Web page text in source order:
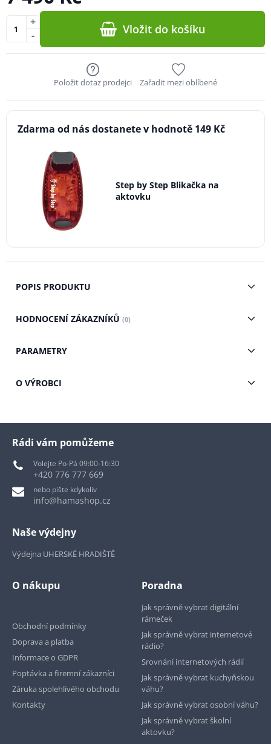
-
+ Vložit do košíku
Položit dotaz prodejci Zařadit mezi oblíbené
Zdarma od nás dostanete v hodnotě 149 Kč
Step by Step Blikačka na
aktovku
POPIS PRODUKTU
HODNOCENÍ ZÁKAZNÍKŮ (0)
PARAMETRY
O VÝROBCI
Rádi vám pomůžeme
Volejte Po-Pá 09:00-16:30
+420 776 777 669
nebo pište kdykoliv
info@hamashop.cz
Naše výdejny
Výdejna UHERSKÉ HRADIŠTĚ
O nákupu
Obchodní podmínky
Doprava a platba
Informace o GDPR
Poptávka a firemní zákazníci
Záruka spolehlivého obchodu
Kontakty
Poradna
Jak správně vybrat digitální
rámeček
Jak správně vybrat internetové
rádio?
Srovnání internetových rádií
Jak správně vybrat kuchyňskou
váhu?
Jak správně vybrat osobní váhu?
Jak správně vybrat školní
aktovku?